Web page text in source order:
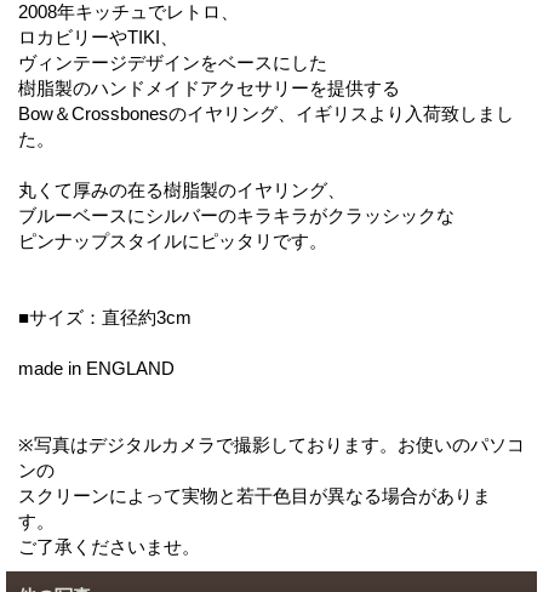
2008年キッチュでレトロ、
ロカビリーやTIKI、
ヴィンテージデザインをベースにした
樹脂製のハンドメイドアクセサリーを提供する
Bow＆Crossbonesのイヤリング、イギリスより入荷致しまし
た。
丸くて厚みの在る樹脂製のイヤリング、
ブルーベースにシルバーのキラキラがクラッシックな
ピンナップスタイルにピッタリです。
■サイズ：直径約3cm
made in ENGLAND
※写真はデジタルカメラで撮影しております。お使いのパソコ
ンの
スクリーンによって実物と若干色目が異なる場合がありま
す。
ご了承くださいませ。